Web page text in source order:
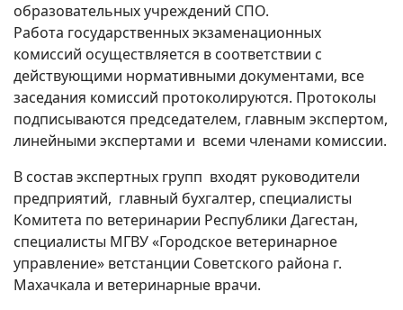
образовательных учреждений СПО.
Работа государственных экзаменационных
комиссий осуществляется в соответствии с
действующими нормативными документами, все
заседания комиссий протоколируются. Протоколы
подписываются председателем, главным экспертом,
линейными экспертами и всеми членами комиссии.
В состав экспертных групп входят руководители
предприятий, главный бухгалтер, специалисты
Комитета по ветеринарии Республики Дагестан,
специалисты МГВУ «Городское ветеринарное
управление» ветстанции Советского района г.
Махачкала и ветеринарные врачи.